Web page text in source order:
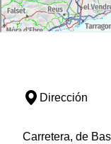
Dirección
Carretera, de